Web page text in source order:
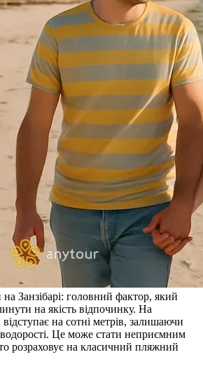
Занзібарі: головний фактор, який
на якість відпочинку. На
на сотні метрів, залишаючи
водорості. Це може стати неприємним
розраховує на класичний пляжний